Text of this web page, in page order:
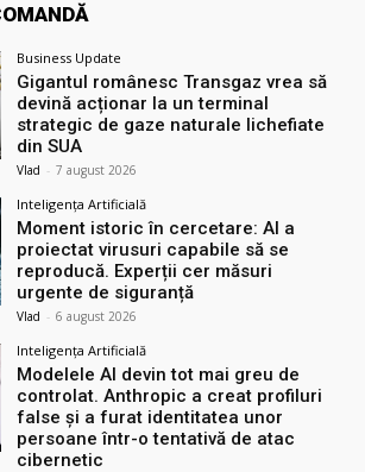
Business Update
Gigantul românesc Transgaz vrea să
devină acționar la un terminal
strategic de gaze naturale lichefiate
din SUA
Vlad - 7 august 2026
Inteligența Artificială
Moment istoric în cercetare: AI a
proiectat virusuri capabile să se
reproducă. Experții cer măsuri
urgente de siguranță
Vlad - 6 august 2026
Inteligența Artificială
Modelele AI devin tot mai greu de
controlat. Anthropic a creat profiluri
false și a furat identitatea unor
persoane într-o tentativă de atac
cibernetic